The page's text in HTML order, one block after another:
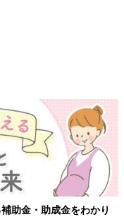
金・助成金をわかり